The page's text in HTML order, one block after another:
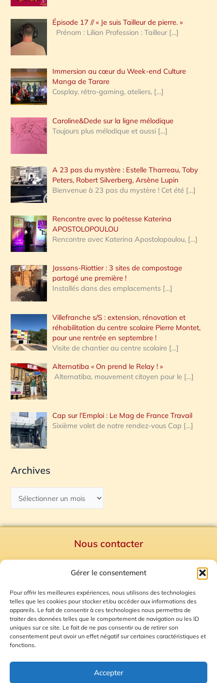
Gérer le consentement
Pour offrir les meilleures expériences, nous utilisons des technologies
telles que les cookies pour stocker et/ou accéder aux informations des
appareils. Le fait de consentir à ces technologies nous permettra de
traiter des données telles que le comportement de navigation ou les ID
uniques sur ce site. Le fait de ne pas consentir ou de retirer son
consentement peut avoir un effet négatif sur certaines caractéristiques et
fonctions.
Accepter
c
h
e
:
Épisode 17 // « Je suis Tailleur de pierre. »
Prénom : Lilian Profession : Tailleur […]
Immersion au cœur du Week-end Culture
Manga de Tarare
Cosplay, rétro-gaming, ateliers, […]
Caroline&Dede sur la ligne mélodique
Toujours plus mélodique et aussi […]
A 23 pas du mystère : Estelle Tharreau, Toby
Peters, Robert Silverberg, Arsène Lupin
Bienvenue à 23 pas du mystère ! Cet été […]
Rencontre avec la poétesse Katerina
APOSTOLOPOULOU
Rencontre avec Katerina Apostolopoulou, […]
Jassans-Riottier : 3 sites de compostage
partagé une première !
Installés dans des emplacements […]
Villefranche s/S : extension, rénovation et
réhabilitation du centre scolaire Pierre Montet,
pour une rentrée en septembre !
Visite de chantier au centre scolaire […]
Alternatiba « On prend le Relay ! »
Alternatiba, mouvement citoyen pour le […]
Cap sur l’Emploi : Le Mag de France Travail
Sixième volet de notre rendez-vous Cap […]
Archives
Nous contacter
Mentions Légales
Plan du site
Gestion des Cookies